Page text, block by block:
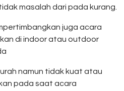
masalah dari pada kurang.
juga acara
di indoor atau outdoor
namun tidak kuat atau
pada saat acara